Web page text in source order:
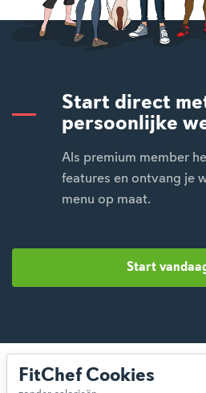
Start direct
persoonlijke
Als premium member
features en ontvang je
menu op maat.
Start
FitChef Cookies